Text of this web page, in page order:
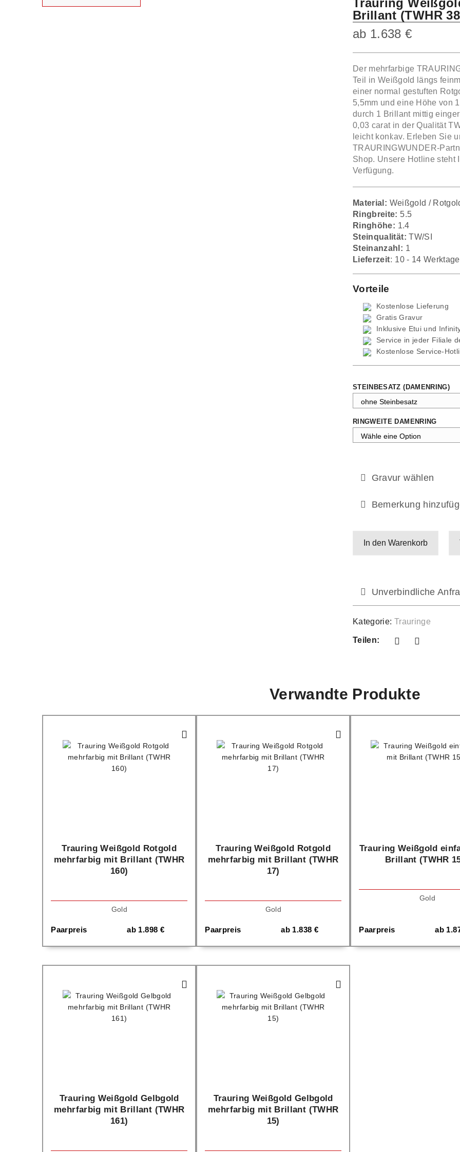
Trauring
Brillant (TWHR
ab 1.638€
Der mehrfarbige
Teil in Weißgold längs
einer normal gestuften
5,5mm und eine Höhe von
durch 1 Brillant mittig
0,03 carat in der Qualität
leicht konkav. Erleben Sie
TRAURINGWUNDER-
Shop. Unsere Hotline steht
Verfügung.
Material: Weißgold /
Ringbreite: 5.5
Ringhöhe: 1.4
Steinqualität: TW/SI
Steinanzahl: 1
Lieferzeit: 10 - 14 Werktage
Vorteile
Kostenlose Lieferung
Gratis Gravur
Inklusive Etui und
Service in jeder Filiale
Kostenlose Service-
STEINBESATZ (DAMENRING)
RINGWEITE DAMENRING
Gravur wählen
Bemerkung
In den Warenkorb
Unverbindliche
Kategorie: Trauringe
Teilen:
Verwandte Produkte
Trauring Weißgold Rotgold
mehrfarbig mit Brillant (TWHR
160)
Gold
Paarpreis ab 1.898 €
Trauring Weißgold Rotgold
mehrfarbig mit Brillant (TWHR
17)
Gold
Paarpreis ab 1.838 €
Trauring Weißgold
Brillant (TWHR
Gold
Paarpreis ab
Trauring Weißgold Gelbgold
mehrfarbig mit Brillant (TWHR
161)
Trauring Weißgold Gelbgold
mehrfarbig mit Brillant (TWHR
15)